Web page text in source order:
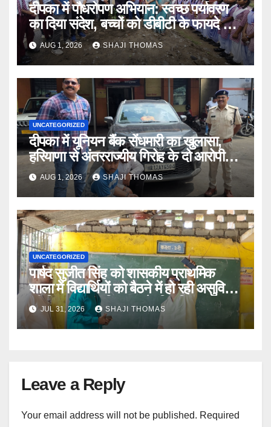
दीपका में पौधरोपण अभियान: स्वच्छ पर्यावरण
का दिया संदेश, बच्चों को डीबीटी के फायदे भी
बताए।
AUG 1, 2026 SHAJI THOMAS
UNCATEGORIZED
दीपका में यूनियन बैंक सेंधमारी का खुलासा,
हरियाणा से अंतरराज्यीय गिरोह के दो आरोपी
गिरफ्तार।
AUG 1, 2026 SHAJI THOMAS
UNCATEGORIZED
पार्षद सुजीत सिंह को शासकीय प्राथमिक
शाला में विद्यार्थियों को बैठने में हो रही असुविधा
की शिकायत पर विद्यालय के स्थिति का
निरीक्षण किया।
JUL 31, 2026 SHAJI THOMAS
Leave a Reply
Your email address will not be published. Required